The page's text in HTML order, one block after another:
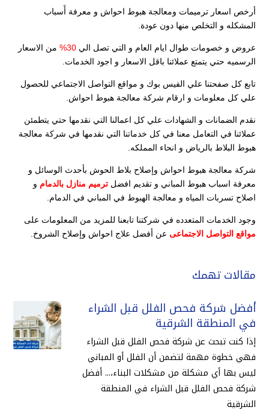
أرخص اسعار ترميمات ومعالجة هبوط احواش و معرفة أَسباب
المشكله و التخلص منها دون عودة.
عروض و خصومات طوال ايام العام و التي تصل الي 30%
من الاسعار
الرسميه حتي يتمتع عملائنا باقل الاسعار و اجود الخدمات.
تابع كل صفحتنا علي الفيس بوك و مواقع التواصل الاجتماعي للحصول
علي كل معلومات و ارقام شركة معالجة هبوط احواش.
نقدم الضمانات و الشهادات علي كل اعمالنا التي نقدمها حتي يتطمئن
عملائنا في التعامل معنا في كل خدماتنا التي نقدمها في شركة معالجة
هبوط البلاط بالرياض و انحاء المملكه.
شركة معالجة هبوط احواش وإصلاح بلاط الحوش بأحدث الوسائل و
معرفة اسباب هبوط المباني و تقديم افضل ترميم منازل بالدمام و
اصلاح تسربات المياه و معالجة الهبوط في المباني في الدمام.
وجود الخدمات المتعدده في شركتنا تابعنا للمزيد من المعلومات على
مواقع التواصل الاجتماعى عن أفضل علاج احواش وإصلاح الشروخ.
مقالات تهمك
أفضل شركة فحص الفلل قبل الشراء
في المنطقة الشرقية
إذا كنت تبحث عن شركة فحص الفلل قبل الشراء
فهي خطوة مهمة لتضمن أن الفلل أو المباني
ليس بها أي مشكلة من مشكلات البناء،... أفضل
شركة فحص الفلل قبل الشراء في المنطقة
الشرقية